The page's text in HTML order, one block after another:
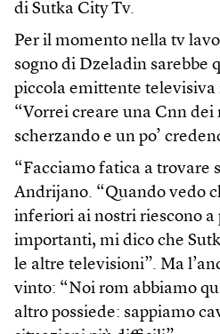
di Sutka City Tv.
Per il momento nella tv
sogno di Dzeladin sarebbe
piccola emittente televisiva
“Vorrei creare una Cnn dei
scherzando e un po’
“Facciamo fatica a trovare
Andrijano. “Quando vedo
inferiori ai nostri riescono a
importanti, mi dico che
le altre televisioni”. Ma
vinto: “Noi rom abbiamo
altro possiede: sappiamo